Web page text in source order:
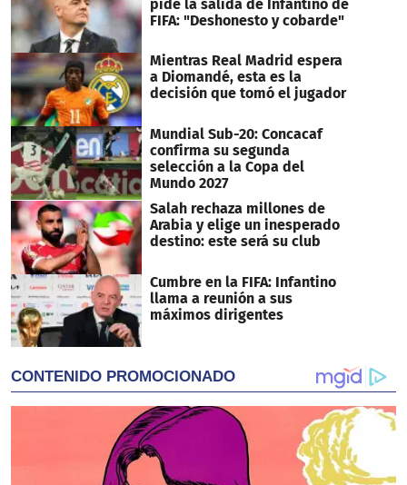
pide la salida de Infantino de
FIFA: "Deshonesto y cobarde"
Mientras Real Madrid espera
a Diomandé, esta es la
decisión que tomó el jugador
Mundial Sub-20: Concacaf
confirma su segunda
selección a la Copa del
Mundo 2027
Salah rechaza millones de
Arabia y elige un inesperado
destino: este será su club
Cumbre en la FIFA: Infantino
llama a reunión a sus
máximos dirigentes